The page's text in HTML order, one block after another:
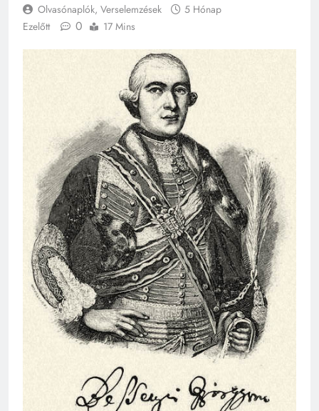
Olvasónaplók, Verselemzések
5 Hónap
Ezelőtt
0 17 Mins